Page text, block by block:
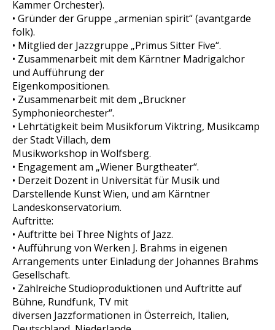
Kammer Orchester).
• Gründer der Gruppe „armenian spirit“ (avantgarde
folk).
• Mitglied der Jazzgruppe „Primus Sitter Five“.
• Zusammenarbeit mit dem Kärntner Madrigalchor
und Aufführung der
Eigenkompositionen.
• Zusammenarbeit mit dem „Bruckner
Symphonieorchester“.
• Lehrtätigkeit beim Musikforum Viktring, Musikcamp
der Stadt Villach, dem
Musikworkshop in Wolfsberg.
• Engagement am „Wiener Burgtheater“.
• Derzeit Dozent in Universität für Musik und
Darstellende Kunst Wien, und am Kärntner
Landeskonservatorium.
Auftritte:
• Auftritte bei Three Nights of Jazz.
• Aufführung von Werken J. Brahms in eigenen
Arrangements unter Einladung der Johannes Brahms
Gesellschaft.
• Zahlreiche Studioproduktionen und Auftritte auf
Bühne, Rundfunk, TV mit
diversen Jazzformationen in Österreich, Italien,